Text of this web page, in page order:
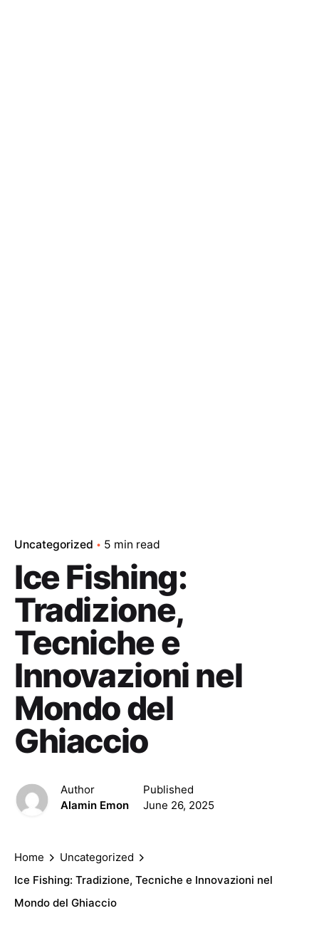
Uncategorized 5 min read
Ice Fishing:
Tradizione,
Tecniche e
Innovazioni nel
Mondo del
Ghiaccio
Author
Alamin Emon
Published
June 26, 2025
Home
Uncategorized
Ice Fishing: Tradizione, Tecniche e Innovazioni nel
Mondo del Ghiaccio